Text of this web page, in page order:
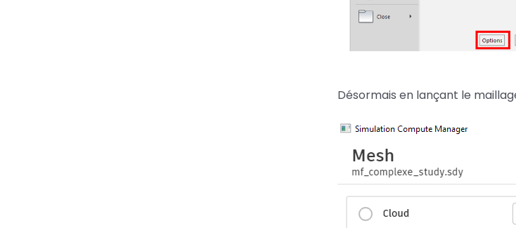
Désormais en lançant le